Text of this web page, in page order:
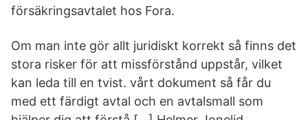
försäkringsavtalet hos Fora.
Om man inte gör allt juridiskt korrekt så finns det
stora risker för att missförstånd uppstår, vilket
kan leda till en tvist. vårt dokument så får du
med ett färdigt avtal och en avtalsmall som